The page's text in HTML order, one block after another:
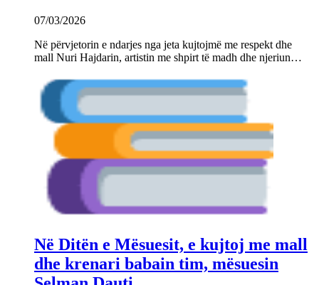
07/03/2026
Në përvjetorin e ndarjes nga jeta kujtojmë me respekt dhe
mall Nuri Hajdarin, artistin me shpirt të madh dhe njeriun…
Në Ditën e Mësuesit, e kujtoj me mall
dhe krenari babain tim, mësuesin